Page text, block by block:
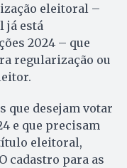
eleitoral –
já está
2024 – que
regularização ou
que desejam votar
e que precisam
eleitoral,
cadastro para as